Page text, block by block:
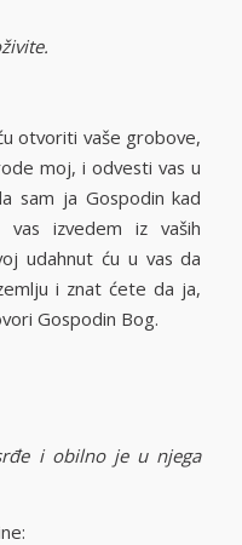
otvoriti vaše grobove,
moj, i odvesti vas u
sam ja Gospodin kad
izvedem iz vaših
udahnut ću u vas da
i znat ćete da ja,
Gospodin Bog.
i obilno je u njega